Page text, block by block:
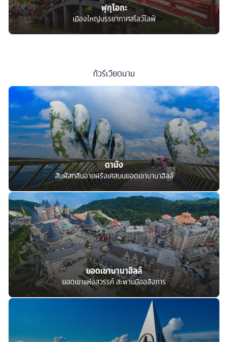
ฟุกุโอกะ
เมืองใหญ่บรรยากาศสโลว์ไลฟ์
ทัวร์เวียดนาม
ดานัง
สัมผัสกลิ่นอายฝรั่งเศสบนยอดเขาบานาฮิลล์
ยอดเขาบานาฮิลล์
ยอดเขาแห่งสวรรค์ สะพานมืออลังการ